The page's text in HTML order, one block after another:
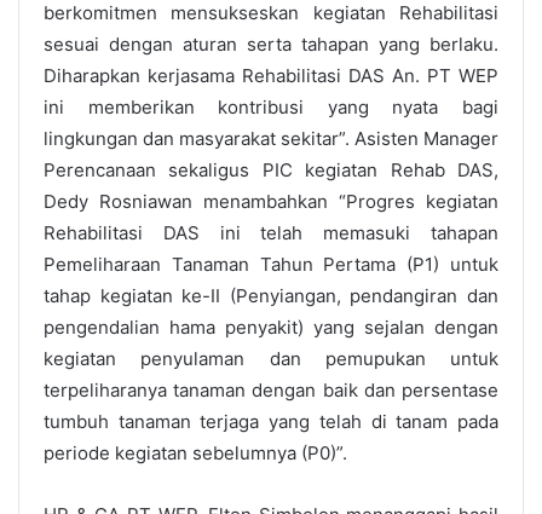
berkomitmen mensukseskan kegiatan Rehabilitasi
sesuai dengan aturan serta tahapan yang berlaku.
Diharapkan kerjasama Rehabilitasi DAS An. PT WEP
ini memberikan kontribusi yang nyata bagi
lingkungan dan masyarakat sekitar”. Asisten Manager
Perencanaan sekaligus PIC kegiatan Rehab DAS,
Dedy Rosniawan menambahkan “Progres kegiatan
Rehabilitasi DAS ini telah memasuki tahapan
Pemeliharaan Tanaman Tahun Pertama (P1) untuk
tahap kegiatan ke-II (Penyiangan, pendangiran dan
pengendalian hama penyakit) yang sejalan dengan
kegiatan penyulaman dan pemupukan untuk
terpeliharanya tanaman dengan baik dan persentase
tumbuh tanaman terjaga yang telah di tanam pada
periode kegiatan sebelumnya (P0)”.